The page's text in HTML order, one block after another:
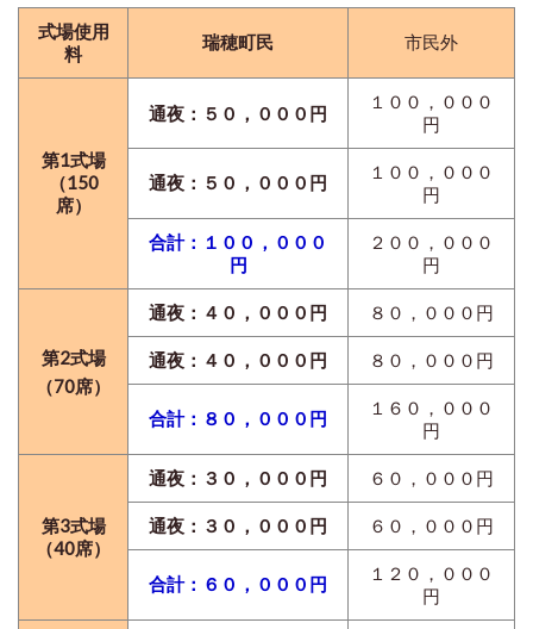
式場使用
料
瑞穂町民 市民外
第1式場
（150
席）
通夜：５０，０００円
１００，０００
円
通夜：５０，０００円
１００，０００
円
合計：１００，０００
円
２００，０００
円
第2式場
（70席）
通夜：４０，０００円 ８０，０００円
通夜：４０，０００円 ８０，０００円
合計：８０，０００円
１６０，０００
円
第3式場
（40席）
通夜：３０，０００円 ６０，０００円
通夜：３０，０００円 ６０，０００円
合計：６０，０００円
１２０，０００
円